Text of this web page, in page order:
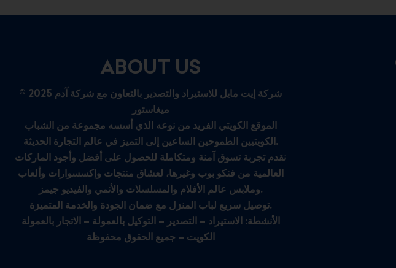
ABOUT US
© 2025 شركة إيت مايل للاستيراد والتصدير بالتعاون مع شركة آدم
ميغاستور
الموقع الكويتي الفريد من نوعه الذي أسسه مجموعة من الشباب
الكويتيين الطموحين الساعين إلى التميز في عالم التجارة الحديثة.
نقدم تجربة تسوق آمنة ومتكاملة للحصول على أفضل وأجود الماركات
العالمية من فنكو بوب وغيرها، لعشاق منتجات وإكسسوارات وألعاب
وملابس عالم الأفلام والمسلسلات والأنمي والفيديو جيمز.
توصيل سريع لباب المنزل مع ضمان الجودة والخدمة المتميزة.
الأنشطة: الاستيراد – التصدير – التوكيل بالعمولة – الاتجار بالعمولة
الكويت – جميع الحقوق محفوظة